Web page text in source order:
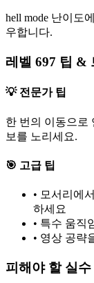
hell mode 난이도
우합니다.
레벨 697 팁 &
💡 전문가 팁
한 번의 이동으로
보를 노리세요.
🎯 고급 팁
• 모서리에
하세요
• 특수 움직
• 영상 공략
피해야 할 실수